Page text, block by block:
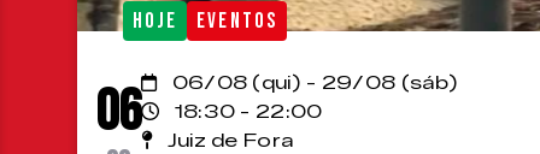
HOJE EVENTOS
06
06/08 (qui) - 29/08 (sáb)
18:30 - 22:00
Juiz de Fora